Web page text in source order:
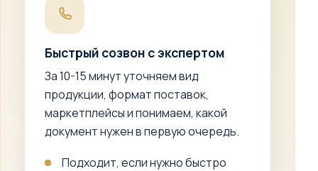
Быстрый созвон с экспертом
За 10-15 минут уточняем вид
продукции, формат поставок,
маркетплейсы и понимаем, какой
документ нужен в первую очередь.
Подходит, если нужно быстро